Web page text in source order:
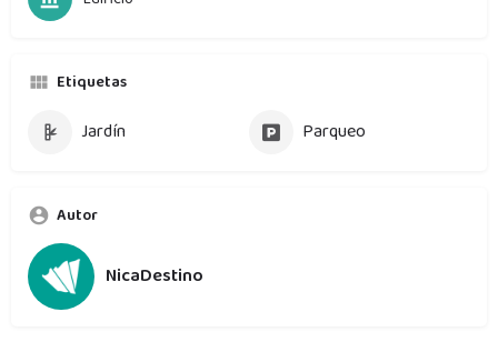
Etiquetas
Jardín Parqueo
Autor
NicaDestino